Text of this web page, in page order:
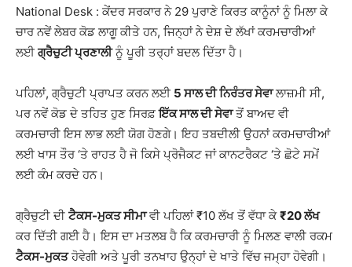
National Desk : ਕੇਂਦਰ ਸਰਕਾਰ ਨੇ 29 ਪੁਰਾਣੇ ਕਿਰਤ ਕਾਨੂੰਨਾਂ ਨੂੰ ਮਿਲਾ ਕੇ
ਚਾਰ ਨਵੇਂ ਲੇਬਰ ਕੋਡ ਲਾਗੂ ਕੀਤੇ ਹਨ, ਜਿਨ੍ਹਾਂ ਨੇ ਦੇਸ਼ ਦੇ ਲੱਖਾਂ ਕਰਮਚਾਰੀਆਂ
ਲਈਗ੍ਰੈਚੁਟੀ ਪ੍ਰਣਾਲੀਨੂੰ ਪੂਰੀ ਤਰ੍ਹਾਂ ਬਦਲ ਦਿੱਤਾ ਹੈ।
ਪਹਿਲਾਂ, ਗ੍ਰੈਚੁਟੀ ਪ੍ਰਾਪਤ ਕਰਨ ਲਈ 5 ਸਾਲ ਦੀ ਨਿਰੰਤਰ ਸੇਵਾਲਾਜ਼ਮੀ ਸੀ,
ਪਰ ਨਵੇਂ ਕੋਡ ਦੇ ਤਹਿਤ ਹੁਣ ਸਿਰਫ਼ਇੱਕ ਸਾਲ ਦੀ ਸੇਵਾਤੋਂ ਬਾਅਦ ਵੀ
ਕਰਮਚਾਰੀ ਇਸ ਲਾਭ ਲਈ ਯੋਗ ਹੋਣਗੇ। ਇਹ ਤਬਦੀਲੀ ਉਹਨਾਂ ਕਰਮਚਾਰੀਆਂ
ਲਈ ਖਾਸ ਤੌਰ ‘ਤੇ ਰਾਹਤ ਹੈ ਜੋ ਕਿਸੇ ਪ੍ਰੋਜੈਕਟ ਜਾਂ ਕਾਨਟਰੈਕਟ ‘ਤੇ ਛੋਟੇ ਸਮੇਂ
ਲਈ ਕੰਮ ਕਰਦੇ ਹਨ।
ਗ੍ਰੈਚੁਟੀ ਦੀਟੈਕਸ-ਮੁਕਤ ਸੀਮਾਵੀ ਪਹਿਲਾਂ ₹10 ਲੱਖ ਤੋਂ ਵੱਧਾ ਕੇ₹20 ਲੱਖ
ਕਰ ਦਿੱਤੀ ਗਈ ਹੈ। ਇਸ ਦਾ ਮਤਲਬ ਹੈ ਕਿ ਕਰਮਚਾਰੀ ਨੂੰ ਮਿਲਣ ਵਾਲੀ ਰਕਮ
ਟੈਕਸ-ਮੁਕਤਹੋਵੇਗੀ ਅਤੇ ਪੂਰੀ ਤਨਖਾਹ ਉਨ੍ਹਾਂ ਦੇ ਖਾਤੇ ਵਿੱਚ ਜਮ੍ਹਾ ਹੋਵੇਗੀ।